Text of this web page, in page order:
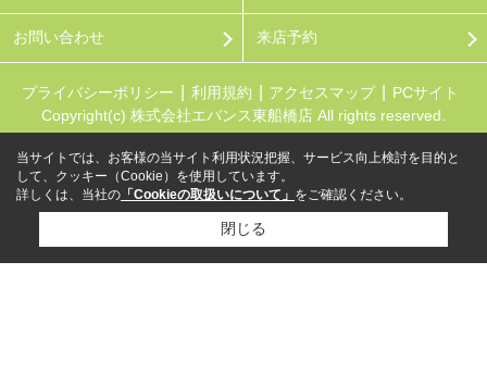
お問い合わせ 来店予約
プライバシーポリシー 利用規約 アクセスマップ
PCサイト
Copyright(c) 株式会社エバンス東船橋店 All rights reserved.
当サイトでは、お客様の当サイト利用状況把握、サービス向上検討を目的と
して、クッキー（Cookie）を使用しています。
詳しくは、当社の 「Cookieの取扱いについて」 をご確認ください。
閉じる